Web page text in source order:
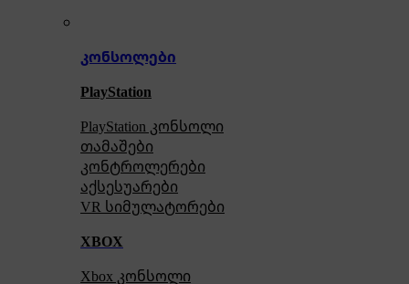
კონსოლები
PlayStation
PlayStation კონსოლი
თამაშები
კონტროლერები
აქსესუარები
VR სიმულატორები
XBOX
Xbox კონსოლი